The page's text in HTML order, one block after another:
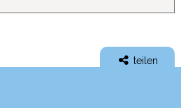
teilen